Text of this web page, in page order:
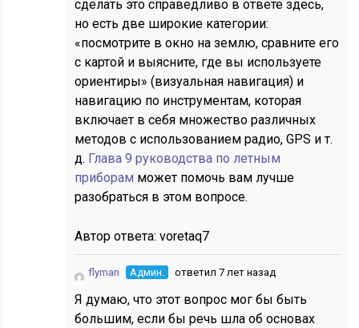
сделать это справедливо в ответе здесь,
но есть две широкие категории:
«посмотрите в окно на землю, сравните его
с картой и выясните, где вы используете
ориентиры» (визуальная навигация) и
навигацию по инструментам, которая
включает в себя множество различных
методов с использованием радио, GPS и т.
д. Глава 9 руководства по летным
приборам может помочь вам лучше
разобраться в этом вопросе.
Автор ответа:voretaq7
flyman Админ. ответил 7 лет назад
Я думаю, что этот вопрос мог бы быть
большим, если бы речь шла об основах